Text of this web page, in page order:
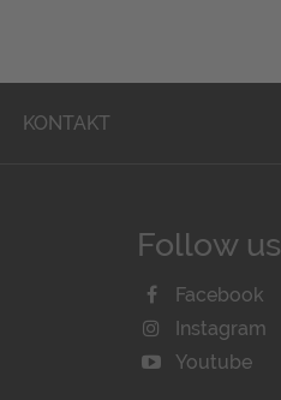
KONTAKT
Follow us
Facebook
Instagram
Youtube